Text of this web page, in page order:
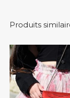
Produits